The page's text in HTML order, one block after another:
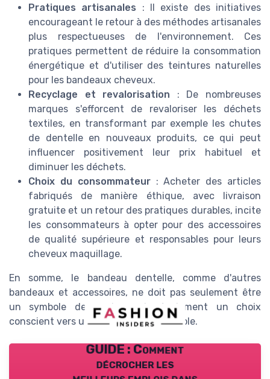
Pratiques artisanales : Il existe des initiatives
encourageant le retour à des méthodes artisanales
plus respectueuses de l'environnement. Ces
pratiques permettent de réduire la consommation
énergétique et d'utiliser des teintures naturelles
pour les bandeaux cheveux.
Recyclage et revalorisation : De nombreuses
marques s'efforcent de revaloriser les déchets
textiles, en transformant par exemple les chutes
de dentelle en nouveaux produits, ce qui peut
influencer positivement leur prix habituel et
diminuer les déchets.
Choix du consommateur: Acheter des articles
fabriqués de manière éthique, avec livraison
gratuite et un retour des pratiques durables, incite
les consommateurs à opter pour des accessoires
de qualité supérieure et responsables pour leurs
cheveux maquillage.
En somme, le bandeau dentelle, comme d'autres
bandeaux et accessoires, ne doit pas seulement être
un symbole de mode, mais également un choix
conscient vers un futur plus responsable.
GUIDE : Comment
décrocher les